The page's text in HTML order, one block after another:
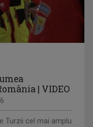
...
| VIDEO
Turzii cel mai amplu